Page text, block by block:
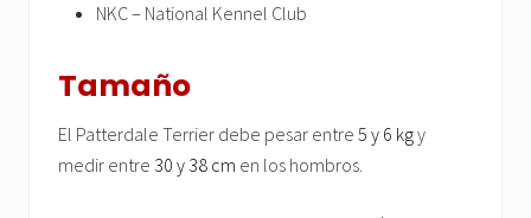
NKC – National Kennel Club
Tamaño
El Patterdale Terrier debe pesar entre 5 y 6 kgy
medir entre 30 y 38 cm en los hombros.